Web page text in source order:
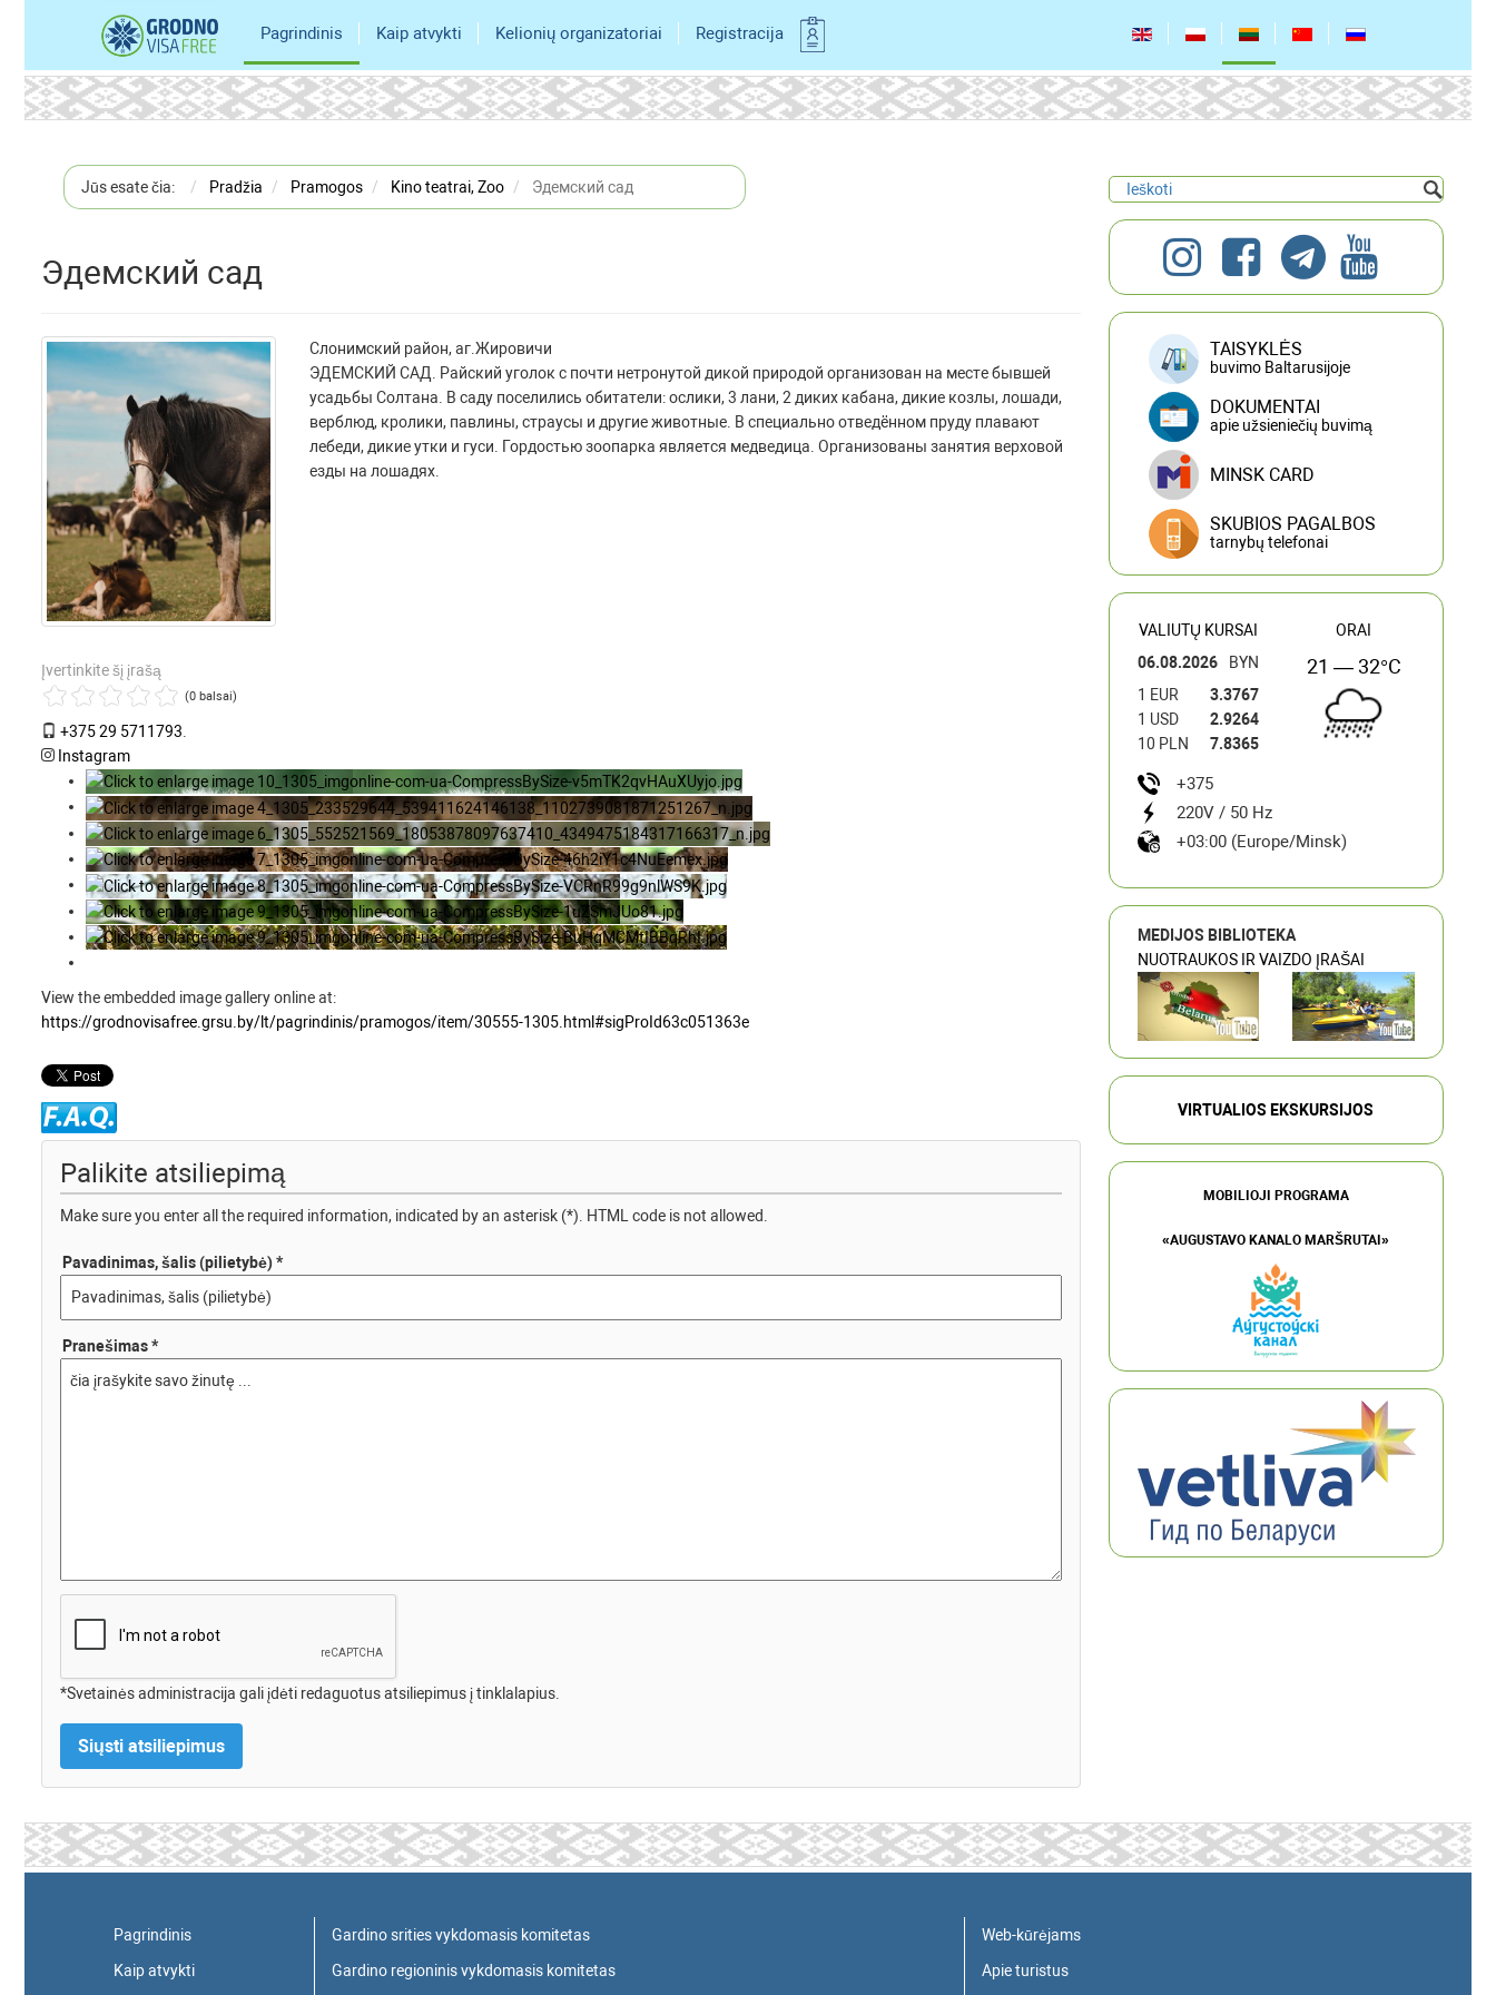
Pagrindinis Kaip atvykti Kelionių organizatoriai Registracija
Jūs esate čia: Pradžia Pramogos Kino teatrai, Zoo Эдемский сад
Эдемский сад
Įvertinkite šį įrašą
(0 balsai)
+375 29 5711793
Instagram
Слонимский район, аг.Жировичи
ЭДЕМСКИЙ САД. Райский уголок с почти нетронутой дикой природой организован на месте бывшей
усадьбы Солтана. В саду поселились обитатели: ослики, 3 лани, 2 диких кабана, дикие козлы, лошади,
верблюд, кролики, павлины, страусы и другие животные. В специально отведённом пруду плавают
лебеди, дикие утки и гуси. Гордостью зоопарка является медведица. Организованы занятия верховой
езды на лошадях.
View the embedded image gallery online at:
https://grodnovisafree.grsu.by/lt/pagrindinis/pramogos/item/30555-1305.html#sigProId63c051363e
Palikite atsiliepimą
Make sure you enter all the required information, indicated by an asterisk (*). HTML code is not allowed.
Pavadinimas, šalis (pilietybė) *
Pranešimas *
*Svetainės administracija gali įdėti redaguotus atsiliepimus į tinklalapius.
TAISYKLĖS
buvimo Baltarusijoje
DOKUMENTAI
apie užsieniečių buvimą
MINSK CARD
SKUBIOS PAGALBOS
tarnybų telefonai
VALIUTŲ KURSAI
06.08.2026
BYN
1 EUR
3.3767
1 USD
2.9264
10 PLN
7.8365
ORAI
21 — 32°C
+375
220V / 50 Hz
+03:00 (Europe/Minsk)
MEDIJOS BIBLIOTEKA
NUOTRAUKOS IR VAIZDO ĮRAŠAI
VIRTUALIOS EKSKURSIJOS
MOBILIOJI PROGRAMA
«AUGUSTAVO KANALO MARŠRUTAI»
Pagrindinis
Kaip atvykti
Gardino srities vykdomasis komitetas
Gardino regioninis vykdomasis komitetas
Web-kūrėjams
Apie turistus